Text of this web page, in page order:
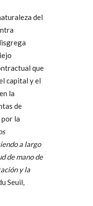
del
que
capital y el
la
de
la
a largo
de mano de
y la
Seuil,